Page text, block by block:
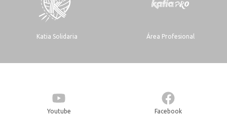
Katia Solidaria Área Profesional
Youtube Facebook